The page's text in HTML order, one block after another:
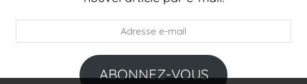
e-
ABONNEZ-VOUS